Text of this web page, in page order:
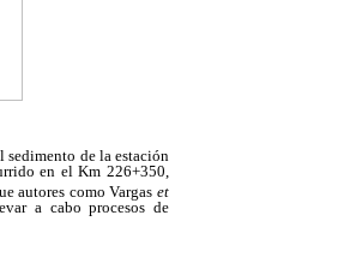
sedimento de la estación
en el Km 226+350,
autores como Vargaset
a cabo procesos de